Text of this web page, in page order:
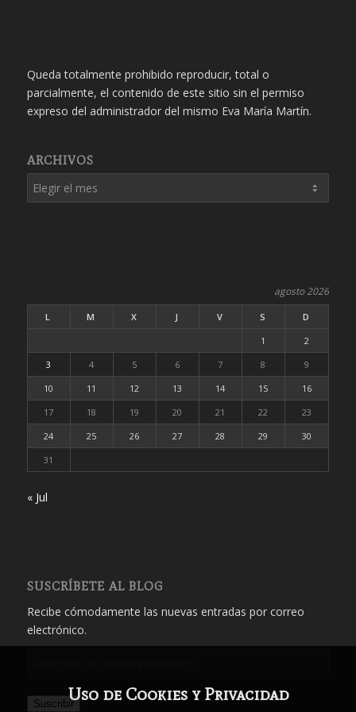
Queda totalmente prohibido reproducir, total o
parcialmente, el contenido de este sitio sin el permiso
expreso del administrador del mismo Eva María Martín.
ARCHIVOS
agosto 2026
L M X J V S
D
1
2
3
4 5 6 7 8
9
10
11 12 13 14 15
16
17
18 19 20 21 22
23
24
25 26 27 28 29
30
31
« Jul
SUSCRÍBETE AL BLOG
Recibe cómodamente las nuevas entradas por correo
electrónico.
correo
SuscribirUso de Cookies y Privacidad